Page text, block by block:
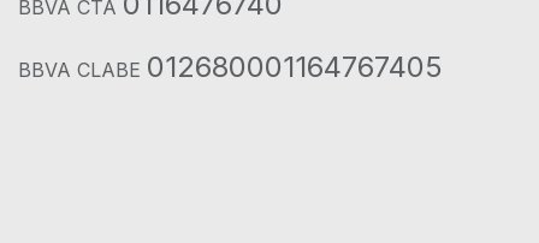
BBVA CTA
BBVA CLABE 012680001164767405